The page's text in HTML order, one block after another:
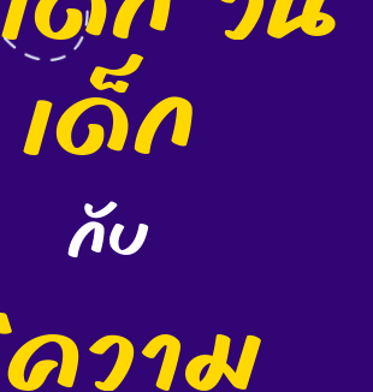
เด็ก
กับ
วาม